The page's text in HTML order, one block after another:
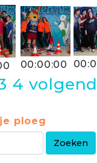
00:00:00
4
ploeg